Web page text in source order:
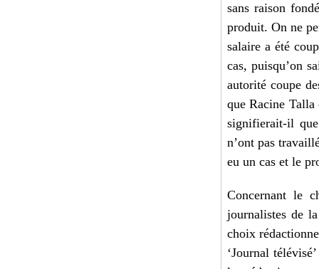
sans raison
produit. On ne
salaire a été
cas, puisqu’on
autorité coupe
que Racine Talla
signifierait-il
n’ont pas
eu un cas et le
Concernant le
journalistes de
choix
‘Journal